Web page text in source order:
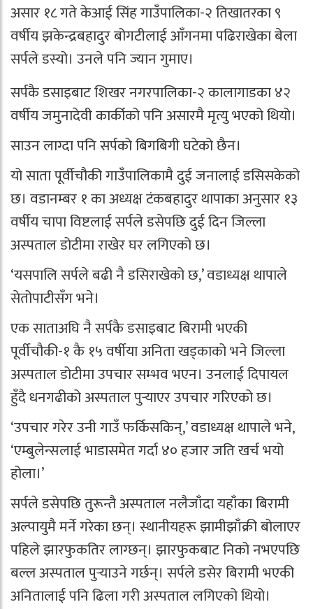
असार १८ गते केआई सिंह गाउँपालिका-२ तिखातरका ९
वर्षीय झकेन्द्रबहादुर बोगटीलाई आँगनमा पढिराखेका बेला
सर्पले डस्यो। उनले पनि ज्यान गुमाए।
सर्पकै डसाइबाट शिखर नगरपालिका-२ कालागाडका ४२
वर्षीय जमुनादेवी कार्कीको पनि असारमै मृत्यु भएको थियो।
साउन लाग्दा पनि सर्पको बिगबिगी घटेको छैन।
यो साता पूर्वीचौकी गाउँपालिकामै दुई जनालाई डसिसकेको
छ। वडानम्बर १ का अध्यक्ष टंकबहादुर थापाका अनुसार १३
वर्षीय चापा विष्टलाई सर्पले डसेपछि दुई दिन जिल्ला
अस्पताल डोटीमा राखेर घर लगिएको छ।
‘यसपालि सर्पले बढी नै डसिराखेको छ,’ वडाध्यक्ष थापाले
सेतोपाटीसँग भने।
एक साताअघि नै सर्पकै डसाइबाट बिरामी भएकी
पूर्वीचौकी-१ कै १५ वर्षीया अनिता खड्काको भने जिल्ला
अस्पताल डोटीमा उपचार सम्भव भएन। उनलाई दिपायल
हुँदै धनगढीको अस्पताल पुर्‍याएर उपचार गरिएको छ।
‘उपचार गरेर उनी गाउँ फर्किसकिन्,’ वडाध्यक्ष थापाले भने,
‘एम्बुलेन्सलाई भाडासमेत गर्दा ४० हजार जति खर्च भयो
होला।’
सर्पले डसेपछि तुरून्तै अस्पताल नलैजाँदा यहाँका बिरामी
अल्पायुमै मर्ने गरेका छन्। स्थानीयहरू झामीझाँक्री बोलाएर
पहिले झारफुकतिर लाग्छन्। झारफुकबाट निको नभएपछि
बल्ल अस्पताल पुर्‍याउने गर्छन्। सर्पले डसेर बिरामी भएकी
अनितालाई पनि ढिला गरी अस्पताल लगिएको थियो।